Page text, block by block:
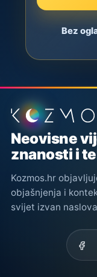
Bez
Podnožje
Neovisne
znanosti i
Kozmos.hr
objašnjenja i
svijet izvan